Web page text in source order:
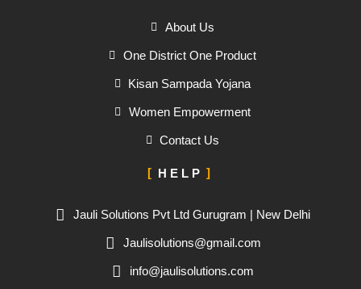
About Us
One District One Product
Kisan Sampada Yojana
Women Empowerment
Contact Us
HELP
Jauli Solutions Pvt Ltd Gurugram | New Delhi
Jaulisolutions@gmail.com
info@jaulisolutions.com